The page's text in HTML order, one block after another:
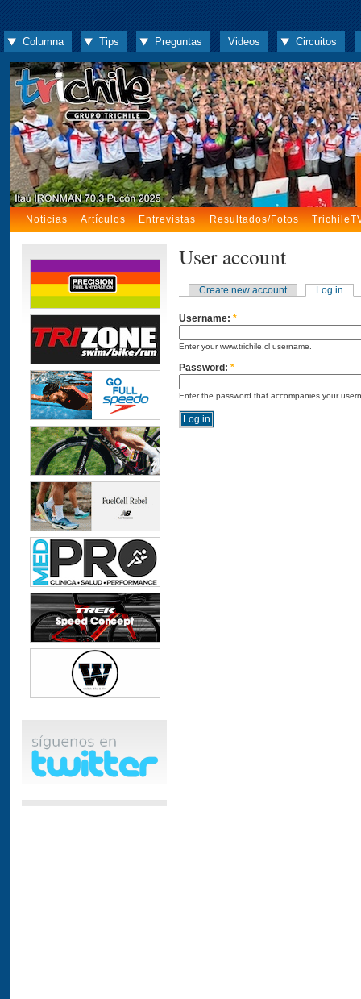
Columna Tips Preguntas Videos Circuitos
Noticias Artículos Entrevistas Resultados/Fotos
User account
Create new account Log in
Username: *
Enter your www.trichile.cl username.
Password: *
Enter the password that accompanies your